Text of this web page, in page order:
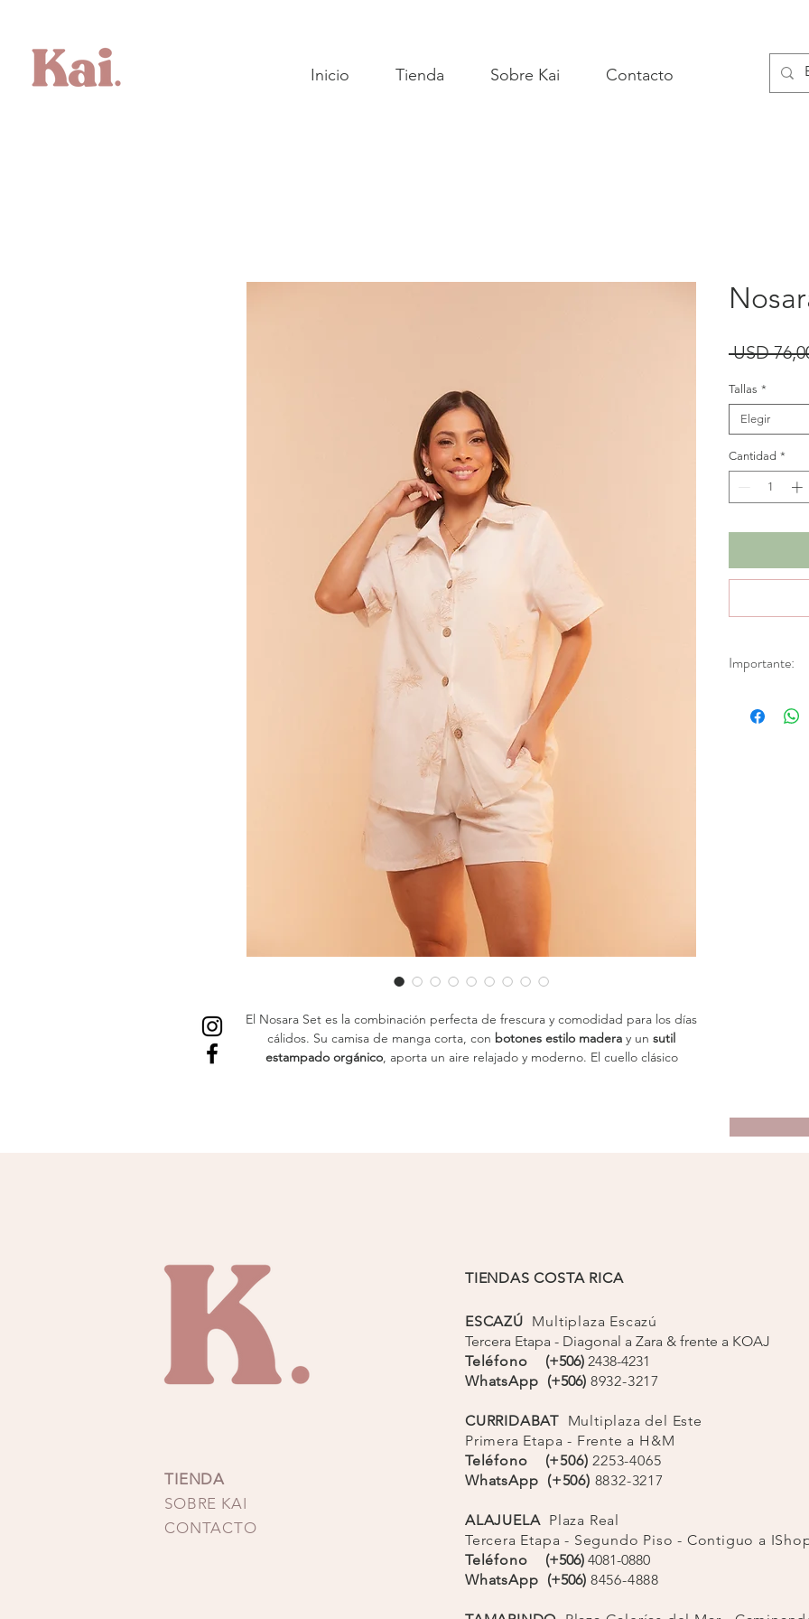
Inicio Tienda Sobre Kai Contacto
El Nosara Set es la combinación perfecta de frescura y comodidad para los días
cálidos. Su camisa de manga corta, con botones estilo madera y un sutil
estampado orgánico, aporta un aire relajado y moderno. El cuello clásico
Conjunto versátil para uso diario o escapadas de verano
USD
Tallas *
Elegir
Cantidad *
Importante:
descuentos.
TIENDA
SOBRE KAI
CONTACTO
TIENDAS COSTA RICA
ESCAZÚ Multiplaza Escazú
Tercera Etapa - Diagonal a Zara & frente a KOAJ
Teléfono (+506)2438-4231
WhatsApp (+506) 8932-3217
CURRIDABAT Multiplaza del Este
Primera Etapa - Frente a H&M
Teléfono (+506)2253-4065
WhatsApp (+506) 8832-3217
ALAJUELA Plaza Real
Tercera Etapa - Segundo Piso - Contiguo a
Teléfono (+506)4081-0880
WhatsApp (+506) 8456-4888